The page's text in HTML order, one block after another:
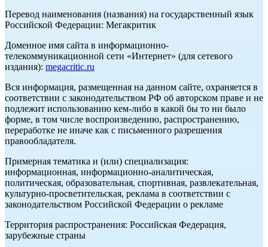
Перевод наименования (названия) на государственный язык
Российской Федерации: Мегакритик
Доменное имя сайта в информационно-
телекоммуникационной сети «Интернет» (для сетевого
издания): megacritic.ru
Вся информация, размещенная на данном сайте, охраняется в
соответствии с законодательством РФ об авторском праве и не
подлежит использованию кем-либо в какой бы то ни было
форме, в том числе воспроизведению, распространению,
переработке не иначе как с письменного разрешения
правообладателя.
Примерная тематика и (или) специализация:
информационная, информационно-аналитическая,
политическая, образовательная, спортивная, развлекательная,
культурно-просветительская, реклама в соответствии с
законодательством Российской Федерации о рекламе
Территория распространения: Российская Федерация,
зарубежные страны